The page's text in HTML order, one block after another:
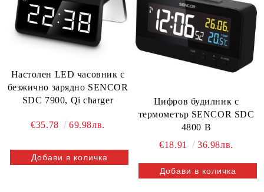
Настолен LED часовник с
безжично зарядно SENCOR
SDC 7900, Qi charger
€35.78 69.98лв.
Цифров будилник с
термометър SENCOR SDC
4800 B
€18.91
36.98лв.